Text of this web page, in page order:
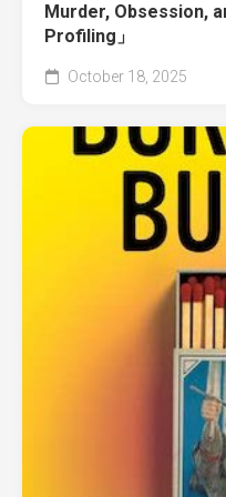
Murder, Obsession,
Profiling」
October 18, 2025